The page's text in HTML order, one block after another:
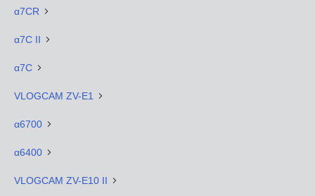
α7CR
α7C II
α7C
VLOGCAM ZV-E1
α6700
α6400
VLOGCAM ZV-E10 II